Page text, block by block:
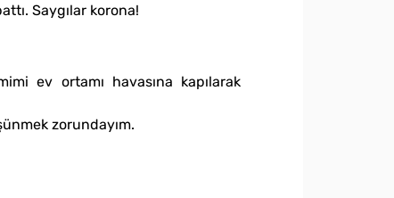
Saygılar korona!
ev ortamı havasına kapılarak
zorundayım.